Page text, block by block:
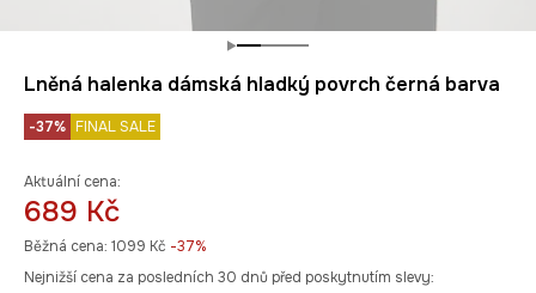
Lněná halenka dámská hladký povrch černá barva
-37% FINAL SALE
Aktuální cena:
689 Kč
Běžná cena: 1099 Kč -37%
Nejnižší cena za posledních 30 dnů před poskytnutím slevy: